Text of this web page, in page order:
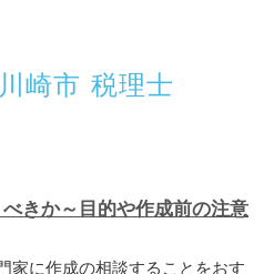
崎市 税理士
きか～目的や作成前の注意
家に作成の相談することをおす